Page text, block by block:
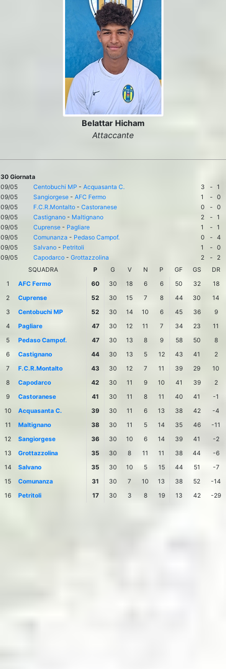
Belattar Hicham
Attaccante
30 Giornata
09/05
Centobuchi MP - Acquasanta C. 3 - 1
09/05
Sangiorgese - AFC Fermo 1 - 0
09/05
F.C.R.Montalto - Castoranese 0 - 0
09/05
Castignano - Maltignano 2 - 1
09/05
Cuprense - Pagliare 1 - 1
09/05
Comunanza - Pedaso Campof. 0 - 4
09/05
Salvano - Petritoli 1 - 0
09/05
Capodarco - Grottazzolina 2 -
2
SQUADRA
P G V N P GF GS
DR
1
AFC Fermo 60 30 18 6 6 50 32
18
2
Cuprense 52 30 15 7 8 44 30
14
3
Centobuchi MP 52 30 14 10 6 45 36
9
4
Pagliare 47 30 12 11 7 34 23
11
5
Pedaso Campof. 47 30 13 8 9 58 50
8
6
Castignano 44 30 13 5 12 43 41
2
7
F.C.R.Montalto 43 30 12 7 11 39 29
10
8
Capodarco 42 30 11 9 10 41 39
2
9
Castoranese 41 30 11 8 11 40 41
-1
10
Acquasanta C. 39 30 11 6 13 38 42
-4
11
Maltignano 38 30 11 5 14 35 46
-11
12
Sangiorgese 36 30 10 6 14 39 41
-2
13
Grottazzolina 35 30 8 11 11 38 44
-6
14
Salvano 35 30 10 5 15 44 51
-7
15
Comunanza 31 30 7 10 13 38 52
-14
16
Petritoli 17 30 3 8 19 13 42 -29